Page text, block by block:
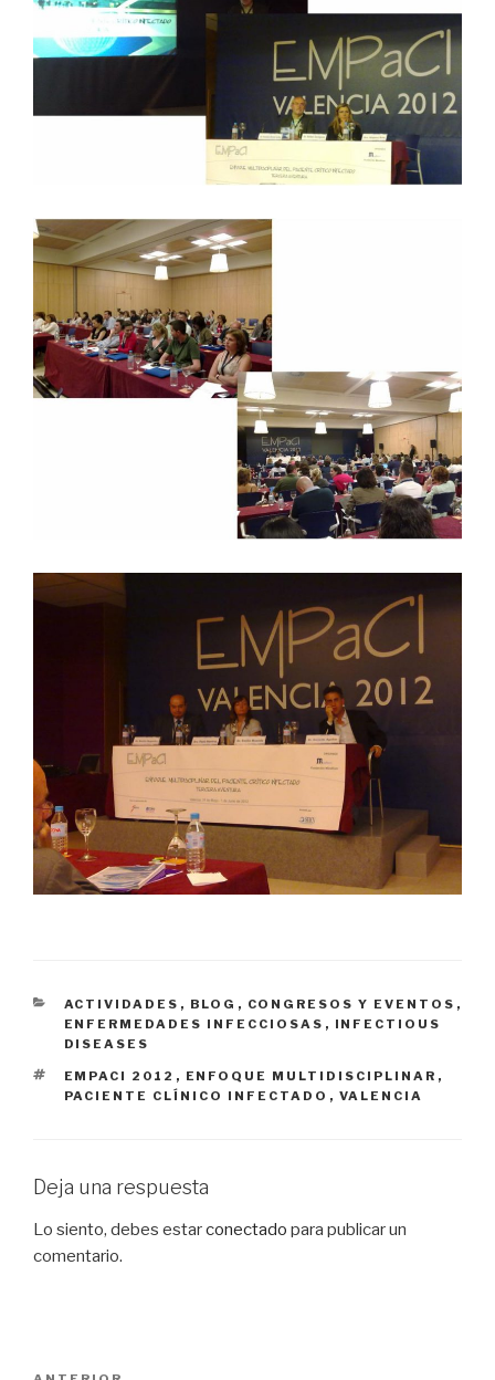
CATEGORÍAS
ACTIVIDADES , BLOG , CONGRESOS Y EVENTOS ,
ENFERMEDADES INFECCIOSAS , INFECTIOUS
DISEASES
ETIQUETAS
EMPACI 2012 , ENFOQUE MULTIDISCIPLINAR ,
PACIENTE CLÍNICO INFECTADO , VALENCIA
Deja una respuesta
Lo siento, debes estarconectado para publicar un
comentario.